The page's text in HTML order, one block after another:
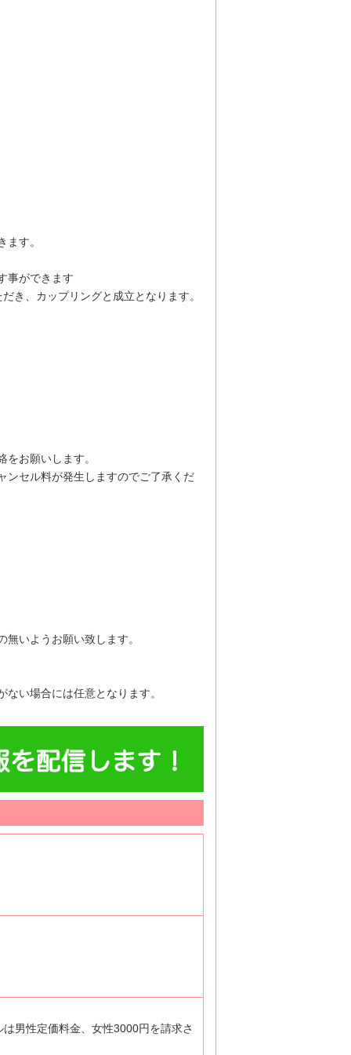
す。
事ができます
き、カップリングと成立となります。
お願いします。
ンセル料が発生しますのでご了承くだ
いようお願い致します。
い場合には任意となります。
男性定価料金、女性3000円を請求さ